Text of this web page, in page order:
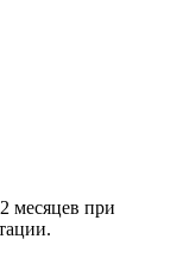
месяцев при